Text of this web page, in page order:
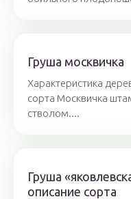
Груша москвичка
Характеристика
сорта Москвичка
стволом....
Груша
описание сорта